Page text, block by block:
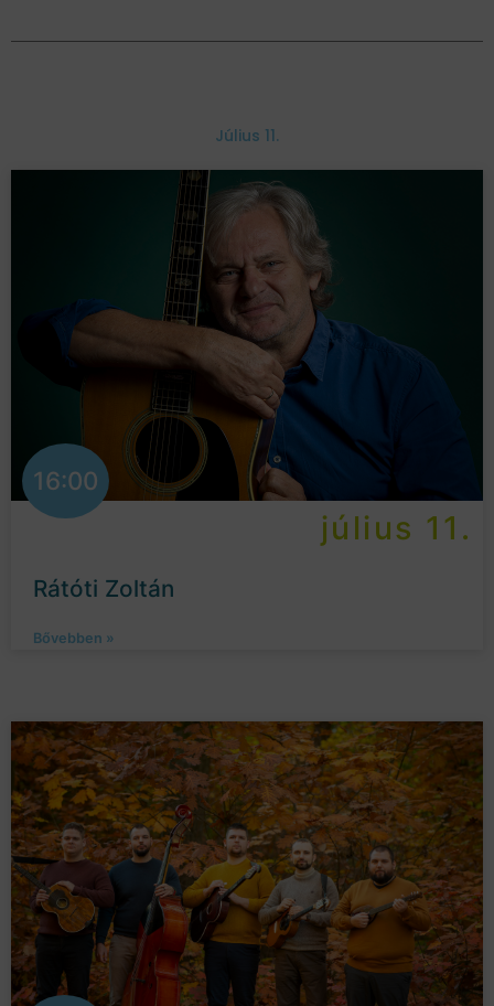
Július 11.
16:00
július 11.
Rátóti Zoltán
Bővebben »